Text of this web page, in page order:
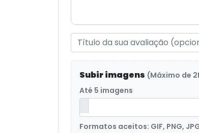
Subir imagens (Máximo de
Até 5 imagens
Formatos aceitos: GIF, PNG,